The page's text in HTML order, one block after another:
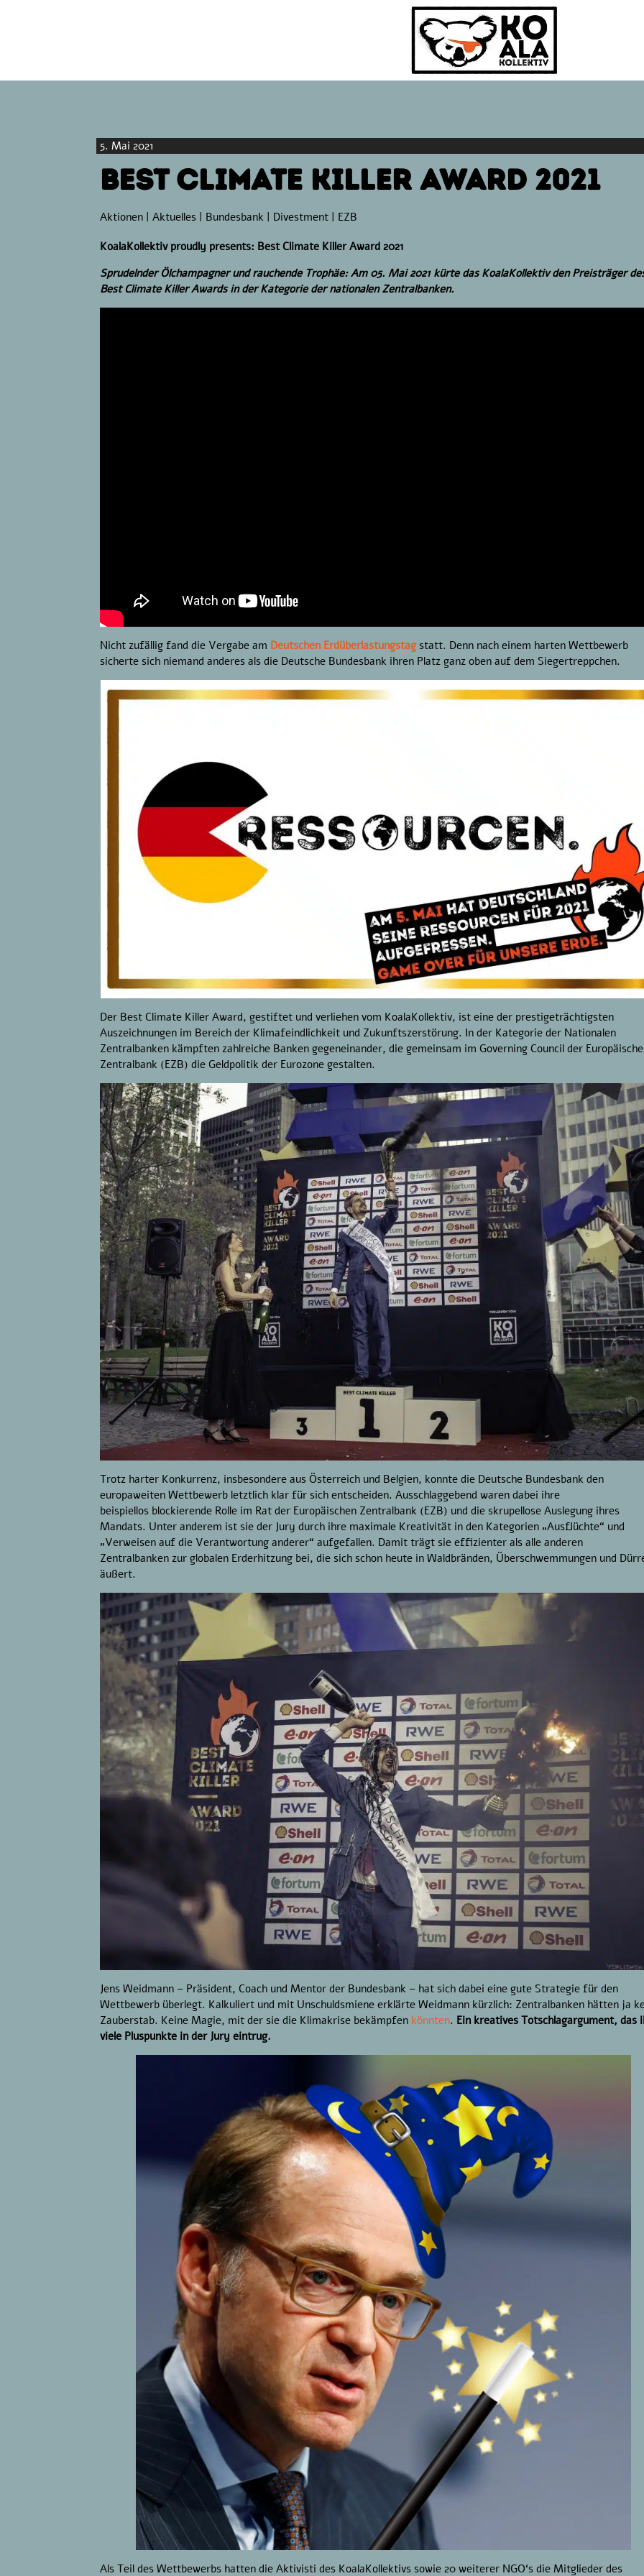
5. Mai 2021
Best Climate Killer Award 2021
Aktionen |Aktuelles | Bundesbank | Divestment | EZB
KoalaKollektiv proudly presents: Best Climate Killer Award 2021
Sprudelnder Ölchampagner und rauchende Trophäe: Am 05. Mai 2021 kürte das KoalaKollektiv den Preisträger
Best Climate Killer Awards in der Kategorie der nationalen Zentralbanken.
Nicht zufällig fand die Vergabe am Deutschen Erdüberlastungstagstatt. Denn nach einem harten Wettbewerb
sicherte sich niemand anderes als die Deutsche Bundesbank ihren Platz ganz oben auf dem Siegertreppchen.
Der Best Climate Killer Award, gestiftet und verliehen vom KoalaKollektiv, ist eine der prestigeträchtigsten
Auszeichnungen im Bereich der Klimafeindlichkeit und Zukunftszerstörung. In der Kategorie der Nationalen
Zentralbanken kämpften zahlreiche Banken gegeneinander, die gemeinsam im Governing Council der
Zentralbank (EZB) die Geldpolitik der Eurozone gestalten.
Trotz harter Konkurrenz, insbesondere aus Österreich und Belgien, konnte die Deutsche Bundesbank den
europaweiten Wettbewerb letztlich klar für sich entscheiden. Ausschlaggebend waren dabei ihre
beispiellos blockierende Rolle im Rat der Europäischen Zentralbank (EZB) und die skrupellose Auslegung ihres
Mandats. Unter anderem ist sie der Jury durch ihre maximale Kreativität in den Kategorien „Ausflüchte“ und
„Verweisen auf die Verantwortung anderer“ aufgefallen. Damit trägt sie effizienter als alle anderen
Zentralbanken zur globalen Erderhitzung bei, die sich schon heute in Waldbränden, Überschwemmungen und
äußert.
Jens Weidmann – Präsident, Coach und Mentor der Bundesbank – hat sich dabei eine gute Strategie für den
Wettbewerb überlegt. Kalkuliert und mit Unschuldsmiene erklärte Weidmann kürzlich: Zentralbanken hätten ja
Zauberstab. Keine Magie, mit der sie die Klimakrise bekämpfen könnten. Ein kreatives Totschlagargument, das
viele Pluspunkte in der Jury eintrug.
Als Teil des Wettbewerbs hatten die Aktivisti des KoalaKollektivs sowie 20 weiterer NGO‘s die Mitglieder des